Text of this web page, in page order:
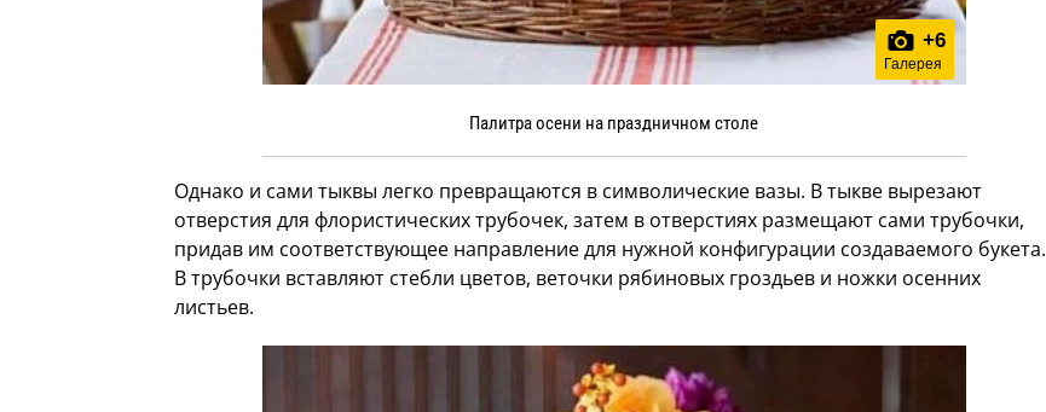
+6
Галерея
Палитра осени на праздничном столе
Однако и сами тыквы легко превращаются в символические вазы. В тыкве вырезают
отверстия для флористических трубочек, затем в отверстиях размещают сами трубочки,
придав им соответствующее направление для нужной конфигурации создаваемого букета.
В трубочки вставляют стебли цветов, веточки рябиновых гроздьев и ножки осенних
листьев.